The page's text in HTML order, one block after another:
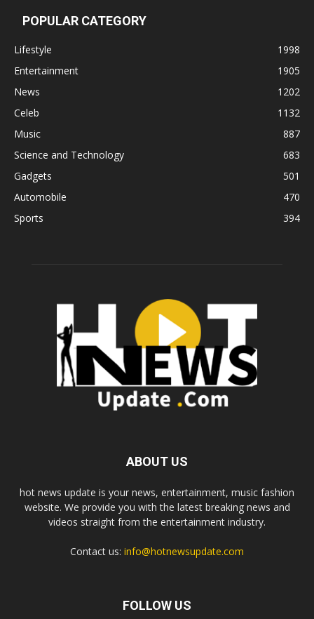
POPULAR CATEGORY
Lifestyle
1998
Entertainment
1905
News
1202
Celeb
1132
Music
887
Science and Technology
683
Gadgets
501
Automobile
470
Sports
394
ABOUT US
hot news update is your news, entertainment, music fashion
website. We provide you with the latest breaking news and
videos straight from the entertainment industry.
Contact us: info@hotnewsupdate.com
FOLLOW US